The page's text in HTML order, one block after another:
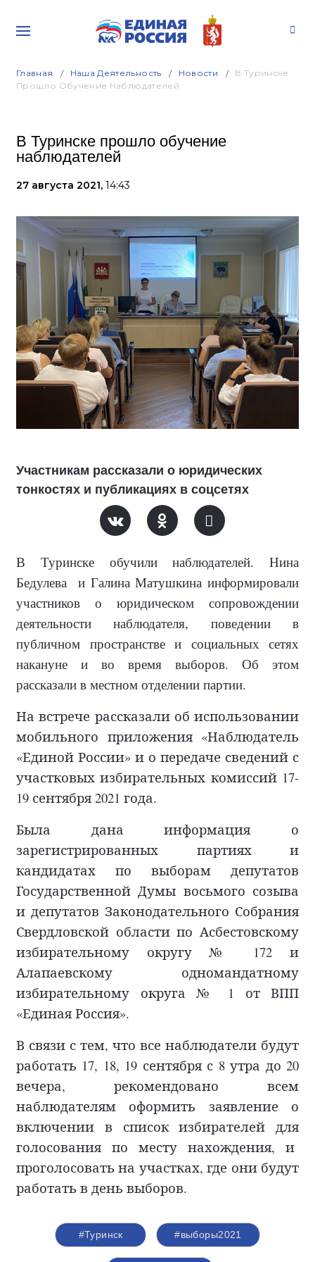
Главная Наша Деятельность Новости
В Туринске
Прошло Обучение Наблюдателей
В Туринске прошло обучение
наблюдателей
27 августа 2021, 14:43
Участникам рассказали о юридических
тонкостях и публикациях в соцсетях
В Туринске обучили наблюдателей. Нина
Бедулева
и Галина Матушкина информировали
участников о юридическом сопровождении
деятельности наблюдателя, поведении в
публичном пространстве и социальных сетях
накануне и во время выборов. Об этом
рассказали в местном отделении партии.
На встрече рассказали об использовании
мобильного приложения «Наблюдатель
«Единой России» и о передаче сведений с
участковых избирательных комиссий 17-
19 сентября 2021 года.
Была дана информация о
зарегистрированных партиях и
кандидатах по выборам депутатов
Государственной Думы восьмого созыва
и депутатов Законодательного Собрания
Свердловской области по Асбестовскому
избирательному округу № 172 и
Алапаевскому одномандатному
избирательному округа № 1 от ВПП
«Единая Россия».
В связи с тем, что все наблюдатели будут
работать 17, 18, 19 сентября с 8 утра до 20
вечера, рекомендовано всем
наблюдателям оформить заявление о
включении в список избирателей для
голосования по месту нахождения, и
проголосовать на участках, где они будут
работать в день выборов.
#Туринск #выборы2021